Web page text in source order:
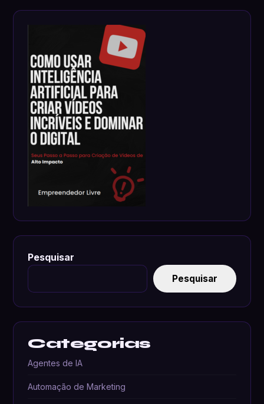
Pesquisar
Pesquisar
Categorias
Agentes de IA
Automação de Marketing